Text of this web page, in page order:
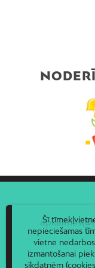
Šī
nepieciešamas
vietne
izmantošanai
sīkdatnēm